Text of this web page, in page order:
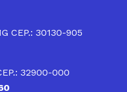
CEP.: 30130-905
32900-000